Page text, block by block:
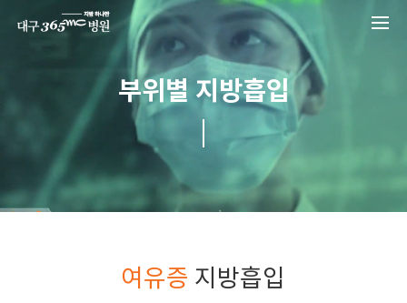
부위별 지방흡입
Liposuction by site
여유증 지방흡입